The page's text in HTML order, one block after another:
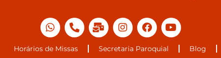
Horários de Missas Secretaria Paroquial Blog